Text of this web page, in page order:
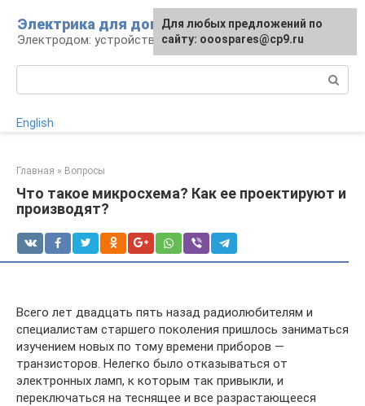
контенту
Электрика для дома
Электродом: устройства, кабели, ремонт
English
Главная » Вопросы
Что такое микросхема? Как ее проектируют и
производят?
Всего лет двадцать пять назад радиолюбителям и
специалистам старшего поколения пришлось заниматься
изучением новых по тому времени приборов —
транзисторов. Нелегко было отказываться от
электронных ламп, к которым так привыкли, и
переключаться на теснящее и все разрастающееся
Для любых предложений по
сайту: ooospares@cp9.ru